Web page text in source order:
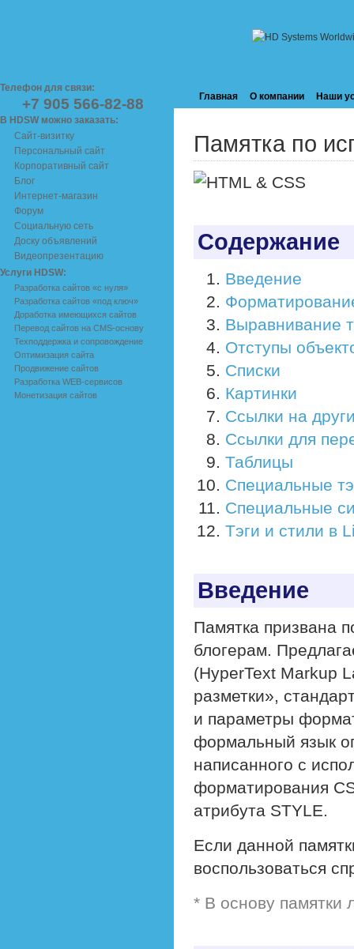
Телефон для связи:
+7 905 566-82-88
В HDSW можно заказать:
Сайт-визитку
Персональный сайт
Корпоративный сайт
Блог
Интернет-магазин
Форум
Социальную сеть
Доску объявлений
Видеопрезентацию
Услуги HDSW:
Разработка сайтов «с нуля»
Разработка сайтов «под ключ»
Доработка имеющихся сайтов
Перевод сайтов на CMS-основу
Техподдержка и сопровождение
Оптимизация сайта
Продвижение сайтов
Разработка WEB-сервисов
Монетизация сайтов
Главная О компании Наши
Памятка по
Содержание
Введение
Выравнивание
Отступы
Списки
Картинки
Ссылки на
Cсылки для
Таблицы
Специальные
Специальные
Тэги и стили в
Введение
Памятка призвана
блогерам.
(HyperText Markup
разметки»,
и параметры
формальный язык
написанного с
форматирования
атрибута STYLE.
Если данной
воспользоваться
* В основу памятки